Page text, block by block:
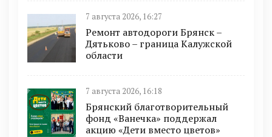
7 августа 2026, 16:27
Ремонт автодороги Брянск –
Дятьково – граница Калужской
области
7 августа 2026, 16:18
Брянский благотворительный
фонд «Ванечка» поддержал
акцию «Дети вместо цветов»